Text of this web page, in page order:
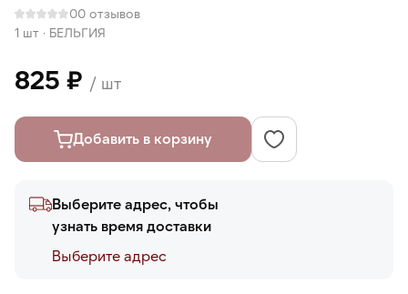
00 отзывов
1 шт · БЕЛЬГИЯ
825 ₽ / шт
Добавить в корзину
Выберите адрес, чтобы
узнать время доставки
Выберите адреc